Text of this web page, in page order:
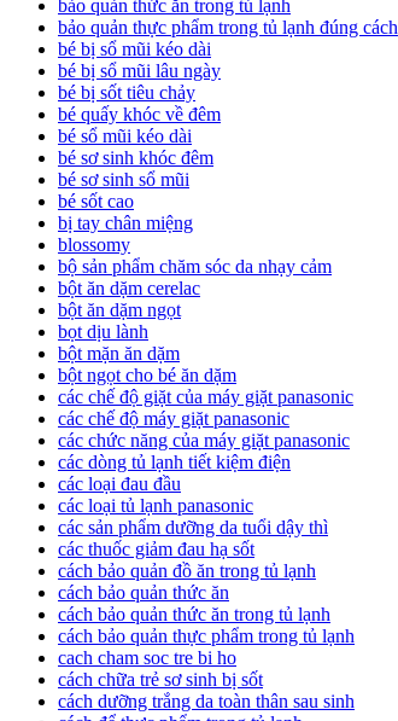
bảo quản thức ăn trong tủ lạnh
bảo quản thực phẩm trong tủ lạnh đúng cách
bé bị sổ mũi kéo dài
bé bị sổ mũi lâu ngày
bé bị sốt tiêu chảy
bé quấy khóc về đêm
bé sổ mũi kéo dài
bé sơ sinh khóc đêm
bé sơ sinh sổ mũi
bé sốt cao
bị tay chân miệng
blossomy
bộ sản phẩm chăm sóc da nhạy cảm
bột ăn dặm cerelac
bột ăn dặm ngọt
bọt dịu lành
bột mặn ăn dặm
bột ngọt cho bé ăn dặm
các chế độ giặt của máy giặt panasonic
các chế độ máy giặt panasonic
các chức năng của máy giặt panasonic
các dòng tủ lạnh tiết kiệm điện
các loại đau đầu
các loại tủ lạnh panasonic
các sản phẩm dưỡng da tuổi dậy thì
các thuốc giảm đau hạ sốt
cách bảo quản đồ ăn trong tủ lạnh
cách bảo quản thức ăn
cách bảo quản thức ăn trong tủ lạnh
cách bảo quản thực phẩm trong tủ lạnh
cach cham soc tre bi ho
cách chữa trẻ sơ sinh bị sốt
cách dưỡng trắng da toàn thân sau sinh